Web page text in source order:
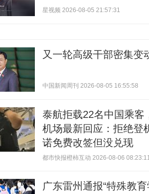
星视频 2026-08-05 21:57:31
又一轮高级干部密集变
中国新闻周刊 2026-08-05 16:55:58
泰航拒载22名中国乘客
机场最新回应：拒绝登
诺免费改签但没兑现
都市快报橙柿互动 2026-08-06
广东雷州通报“特殊教